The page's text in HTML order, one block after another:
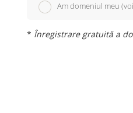
Am domeniul meu
* Înregistrare gratuită a